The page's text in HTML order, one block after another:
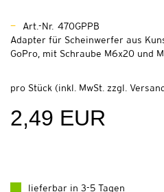
Art.-Nr. 470GPPB
Adapter für Scheinwerfer aus
GoPro, mit Schraube M6x20 und
pro Stück (inkl. MwSt. zzgl.
2,49 EUR
lieferbar in 3-5 Tagen